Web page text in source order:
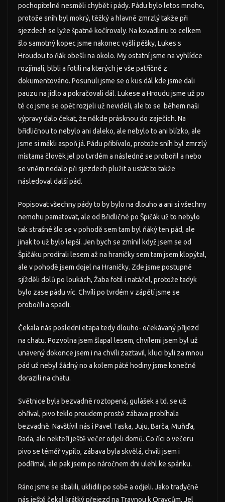
pochopitelně nesměli chybět i pády. Pádu bylo letos mnoho,
protože sníh byl mokrý, těžký a hlavně zmrzlý takže při
sjezdech se lyže špatně kočírovaly. Na kovadlinu to celkem
šlo samotný kopec jsme nakonec vyšli pěšky, Lukes s
Hroudou to ňák obešli na okolo. My ostatní jsme na vyhlídce
rozjímali, blbli a fotili na kterých je vše patříčně z
dokumentováno. Posunuli jsme se o kus dál kde jsme dali
pauzu na jídlo a pokračovali dál. Lukese a Hroudu jsme už po
té co jsme se opět rozjeli už neviděli, ale to se během naši
výpravy dalo čekat, že někde prásknou do zaječích. Na
břidličnou to nebylo ani daleko, ale nebylo to ani blízko, ale
jsme si mákli aspoň já. Pádu přibívalo, protože sníh byl zmrzlý
místama člověk jel po tvrdém a následně se probořil a nebo
se vněm nedalo při sjezdech plužit a ustát to takže
následoval další pád.
Popisovat všechny pády to by bylo na dlouho a ani si všechny
nemohu pamatovat, ale od Břidličné po Špičák už to nebylo
tak strašné šlo se v pohodě sem tam byl ňáký ten pád, ale
jinak to už bylo lepší. Jen bych se zmínil když jsem se od
Špičáku prodírali lesem až na hraničky sem tam jsem klopýtal,
ale v pohodě jsem dojel na Hraničky. Zde jsme postupně
sjížděli dolů po loukách, Žaba fotil i natáčel, protože tadyk
bylo zase pádu víc. Chvíli po tvrdém v zápětí jsme se
probořili a spadli.
Čekala nás poslední etapa tedy dlouho- očekávaný příjezd
na chatu. Pozvolna jsem šlapal lesem, chvílemi jsem byl už
unavený dokonce jsem i na chvíli zaztavil, kluci byli za mnou
pád už nebyl žádný no a kolem páté hodiny jsme konečně
dorazili na chatu.
Světnice byla bezvadně roztopená, gulášek a td. se už
ohříval, pivo teklo proudem prostě zábava probíhala
bezvadně. Navštívil nás i Pavel Taska, Juju, Barča, Muňďa,
Rada, ale nekteří ještě večer odjeli domů. Co říci o večeru
pivo se téměř vypilo, zábava byla skvělá, chvíli jsem i
podřímal, ale pak jsem po náročnem dni ulehl ke spánku.
Ráno jsme se sbalili, uklidili po sobě a odjeli. Jako tradyčně
nás ještě čekal krátký přejezd na Travnou k Oravcům. Jel